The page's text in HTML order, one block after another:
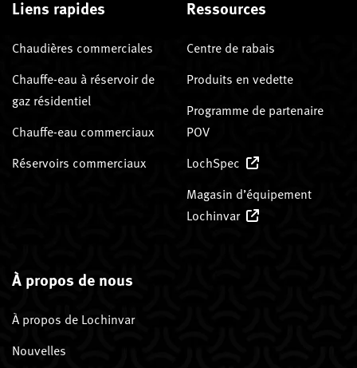
Liens rapides
Chaudières commerciales
Chauffe-eau à réservoir de
gaz résidentiel
Chauffe-eau commerciaux
Réservoirs commerciaux
Ressources
Centre de rabais
Produits en vedette
Programme de partenaire
POV
LochSpec
Magasin d’équipement
Lochinvar
À propos de nous
À propos de Lochinvar
Nouvelles